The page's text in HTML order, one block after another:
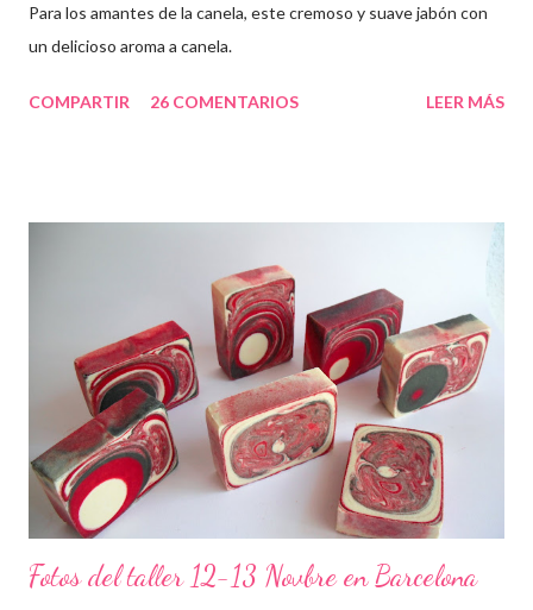
Para los amantes de la canela, este cremoso y suave jabón con
un delicioso aroma a canela.
COMPARTIR 26 COMENTARIOS LEER MÁS
Fotos del taller 12-13 Novbre en Barcelona